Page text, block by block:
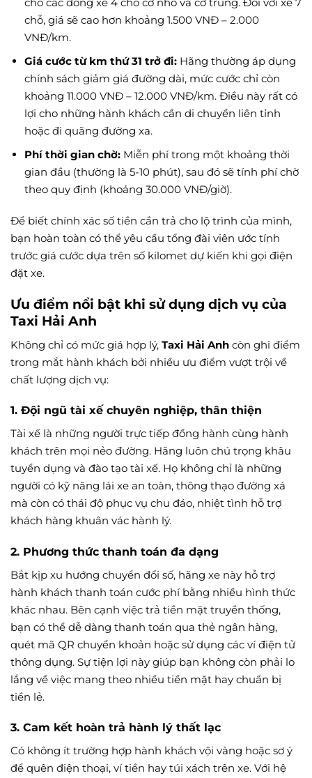
chỗ, giá sẽ cao hơn khoảng 1.500 VNĐ – 2.000
VNĐ/km.
Giá cước từ km thứ 31 trở đi:Hãng thường áp dụng
chính sách giảm giá đường dài, mức cước chỉ còn
khoảng 11.000 VNĐ – 12.000 VNĐ/km. Điều này rất có
lợi cho những hành khách cần di chuyển liên tỉnh
hoặc đi quãng đường xa.
Phí thời gian chờ:Miễn phí trong một khoảng thời
gian đầu (thường là 5-10 phút), sau đó sẽ tính phí chờ
theo quy định (khoảng 30.000 VNĐ/giờ).
Để biết chính xác số tiền cần trả cho lộ trình của mình,
bạn hoàn toàn có thể yêu cầu tổng đài viên ước tính
trước giá cước dựa trên số kilomet dự kiến khi gọi điện
đặt xe.
Ưu điểm nổi bật khi sử dụng dịch vụ của
Taxi Hải Anh
Không chỉ có mức giá hợp lý, Taxi Hải Anh còn ghi điểm
trong mắt hành khách bởi nhiều ưu điểm vượt trội về
chất lượng dịch vụ:
1. Đội ngũ tài xế chuyên nghiệp, thân thiện
Tài xế là những người trực tiếp đồng hành cùng hành
khách trên mọi nẻo đường. Hãng luôn chú trọng khâu
tuyển dụng và đào tạo tài xế. Họ không chỉ là những
người có kỹ năng lái xe an toàn, thông thạo đường xá
mà còn có thái độ phục vụ chu đáo, nhiệt tình hỗ trợ
khách hàng khuân vác hành lý.
2. Phương thức thanh toán đa dạng
Bắt kịp xu hướng chuyển đổi số, hãng xe này hỗ trợ
hành khách thanh toán cước phí bằng nhiều hình thức
khác nhau. Bên cạnh việc trả tiền mặt truyền thống,
bạn có thể dễ dàng thanh toán qua thẻ ngân hàng,
quét mã QR chuyển khoản hoặc sử dụng các ví điện tử
thông dụng. Sự tiện lợi này giúp bạn không còn phải lo
lắng về việc mang theo nhiều tiền mặt hay chuẩn bị
tiền lẻ.
3. Cam kết hoàn trả hành lý thất lạc
Có không ít trường hợp hành khách vội vàng hoặc sơ ý
để quên điện thoại, ví tiền hay túi xách trên xe. Với hệ